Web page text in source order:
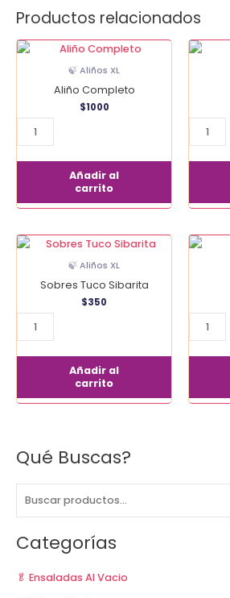
Qué Buscas?
B
c
a
p
Categorías
🥬 Ensaladas Al Vacio
Productos relacionados
🍃 Aliños XL
Aliño Completo
$1000
Aliño
Completo
Añadir al
carrito
Ají
🍃 Aliños XL
Sobres Tuco Sibarita
$350
Sobres
Añadir al
carrito
Orégano